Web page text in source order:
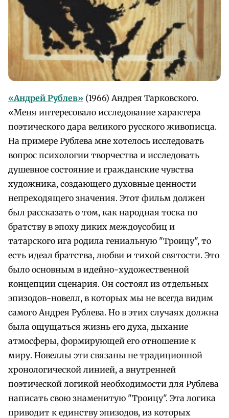
«Андрей Рублев» (1966) Андрея Тарковского.
«Меня интересовало исследование характера
поэтического дара великого русского живописца.
На примере Рублева мне хотелось исследовать
вопрос психологии творчества и исследовать
душевное состояние и гражданские чувства
художника, создающего духовные ценности
непреходящего значения. Этот фильм должен
был рассказать о том, как народная тоска по
братству в эпоху диких междоусобиц и
татарского ига родила гениальную "Троицу", то
есть идеал братства, любви и тихой святости. Это
было основным в идейно-художественной
концепции сценария. Он состоял из отдельных
эпизодов-новелл, в которых мы не всегда видим
самого Андрея Рублева. Но в этих случаях должна
была ощущаться жизнь его духа, дыхание
атмосферы, формирующей его отношение к
миру. Новеллы эти связаны не традиционной
хронологической линией, а внутренней
поэтической логикой необходимости для Рублева
написать свою знаменитую "Троицу". Эта логика
приводит к единству эпизодов, из которых